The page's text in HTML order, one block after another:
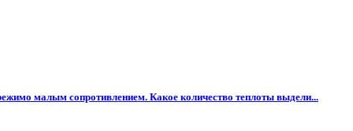
малым сопротивлением. Какое количество теплоты выдели...